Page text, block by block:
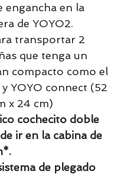
engancha en la
de YOYO2.
transportar 2
que tenga un
compacto como el
y YOYO connect (52
x 24 cm)
cochecito doble
ir en la cabina de
de plegado